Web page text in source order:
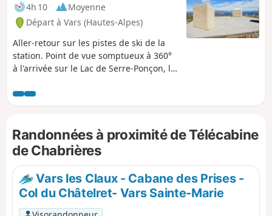
4h 10
Moyenne
Départ à Vars (Hautes-Alpes)
Aller-retour sur les pistes de ski de la
station. Point de vue somptueux à 360°
à l'arrivée sur le Lac de Serre-Ponçon, le
Randonnées à proximité de Télécabine
de Chabrières
Vars les Claux - Cabane des Prises -
Col du Châtelret- Vars Sainte-Marie